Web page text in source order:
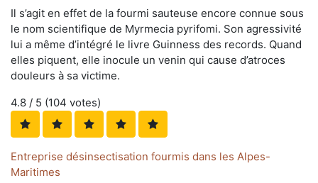
Il s’agit en effet de la fourmi sauteuse encore connue sous
le nom scientifique de Myrmecia pyrifomi. Son agressivité
lui a même d’intégré le livre Guinness des records. Quand
elles piquent, elle inocule un venin qui cause d’atroces
douleurs à sa victime.
4.8 / 5 (104 votes)
Entreprise désinsectisation fourmis dans les Alpes-
Maritimes